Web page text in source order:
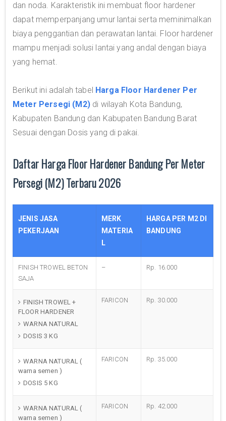
dan noda. Karakteristik ini membuat floor hardener
dapat memperpanjang umur lantai serta meminimalkan
biaya penggantian dan perawatan lantai. Floor hardener
mampu menjadi solusi lantai yang andal dengan biaya
yang hemat.
Berikut ini adalah tabel Harga Floor Hardener Per
Meter Persegi (M2)di wilayah Kota Bandung,
Kabupaten Bandung dan Kabupaten Bandung Barat
Sesuai dengan Dosis yang di pakai.
Daftar Harga Floor Hardener Bandung Per Meter
Persegi (M2) Terbaru 2026
JENIS JASA
PEKERJAAN
MERK
MATERIA
L
HARGA PER M2 DI
BANDUNG
FINISH TROWEL BETON
SAJA
– Rp. 16.000
FINISH TROWEL +
FLOOR HARDENER
WARNA NATURAL
DOSIS 3 KG
FARICON Rp. 30.000
WARNA NATURAL (
warna semen )
DOSIS 5 KG
FARICON Rp. 35.000
WARNA NATURAL (
warna semen )
FARICON Rp. 42.000